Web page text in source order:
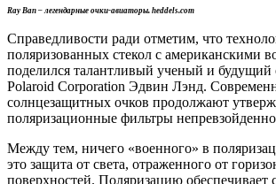
Ray Ban – легендарные очки-авиаторы. heddels.com
Справедливости ради отметим, что
поляризованных стекол с американскими
поделился талантливый ученый и будущий
Polaroid Corporation Эдвин Лэнд.
солнцезащитных очков продолжают
поляризационные фильтры
Между тем, ничего «военного» в
это защита от света, отраженного от
поверхностей. Поляризацию обеспечивает